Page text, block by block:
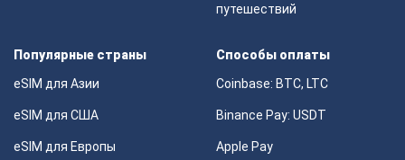
путешествий
Популярные страны
eSIM для Азии
eSIM для США
eSIM для Европы
Способы оплаты
Coinbase: BTC, LTC
Binance Pay: USDT
Apple Pay